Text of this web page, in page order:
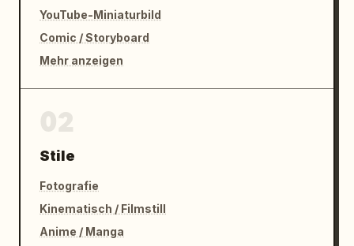
YouTube-Miniaturbild
Comic / Storyboard
Mehr anzeigen
Stile
Fotografie
Kinematisch / Filmstill
Anime / Manga